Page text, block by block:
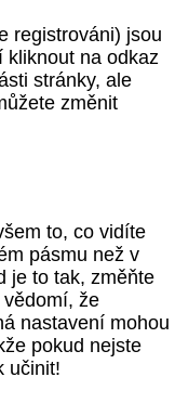
registrováni) jsou
kliknout na odkaz
stránky, ale
změnit
to, co vidíte
pásmu než v
je to tak, změňte
že
nastavení mohou
pokud nejste
učinit!